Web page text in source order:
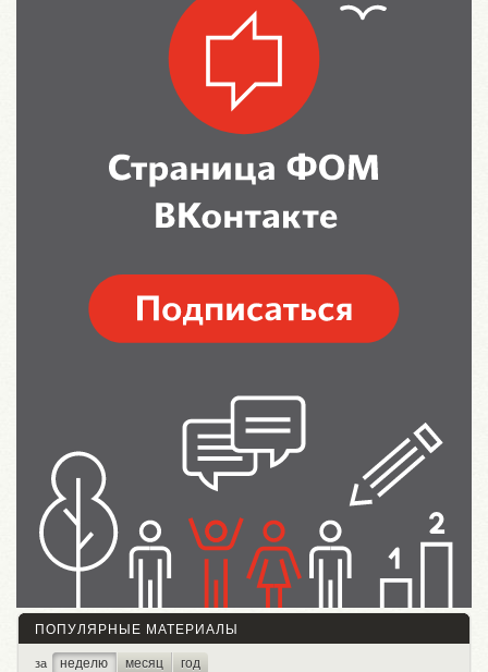
ПОПУЛЯРНЫЕ МАТЕРИАЛЫ
за неделю месяц год